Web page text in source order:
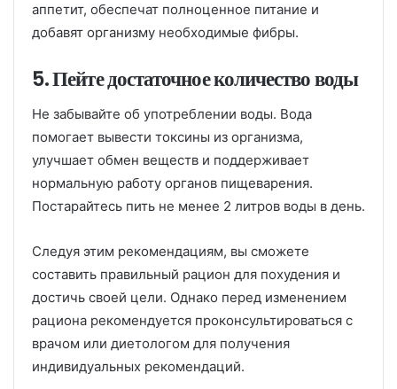
аппетит, обеспечат полноценное питание и
добавят организму необходимые фибры.
5. Пейте достаточное количество воды
Не забывайте об употреблении воды. Вода
помогает вывести токсины из организма,
улучшает обмен веществ и поддерживает
нормальную работу органов пищеварения.
Постарайтесь пить не менее 2 литров воды в день.
Следуя этим рекомендациям, вы сможете
составить правильный рацион для похудения и
достичь своей цели. Однако перед изменением
рациона рекомендуется проконсультироваться с
врачом или диетологом для получения
индивидуальных рекомендаций.